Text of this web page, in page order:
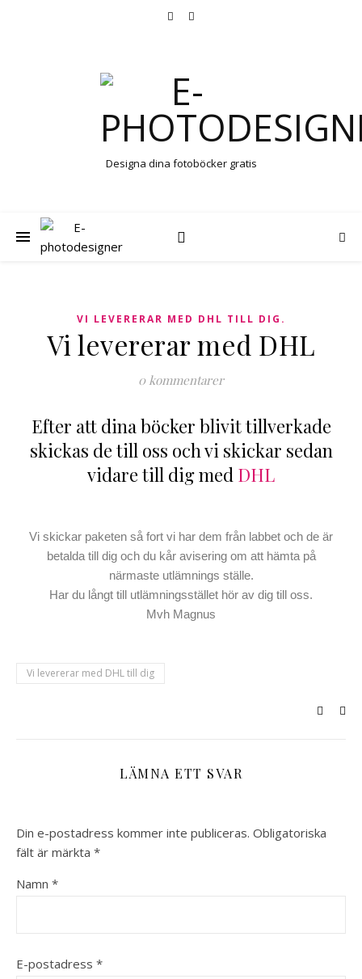
Designa dina fotoböcker gratis
VI LEVERERAR MED DHL TILL DIG.
Vi levererar med DHL
0 kommentarer
Efter att dina böcker blivit tillverkade
skickas de till oss och vi skickar sedan
vidare till dig med DHL
Vi skickar paketen så fort vi har dem från labbet och de är
betalda till dig och du kår avisering om att hämta på
närmaste utlämnings ställe.
Har du långt till utlämningsstället hör av dig till oss.
Mvh Magnus
Vi levererar med DHL till dig
LÄMNA ETT SVAR
Din e-postadress kommer inte publiceras. Obligatoriska
fält är märkta *
Namn *
E-postadress *